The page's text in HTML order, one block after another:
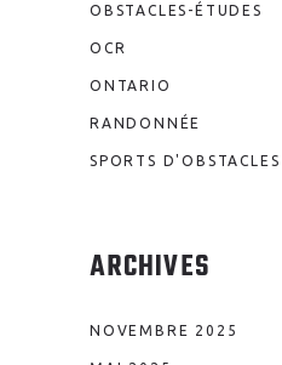
OBSTACLES-ÉTUDES
OCR
ONTARIO
RANDONNÉE
SPORTS D'OBSTACLES
ARCHIVES
NOVEMBRE 2025